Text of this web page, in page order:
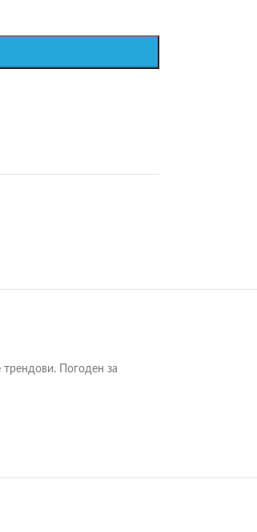
Погоден за